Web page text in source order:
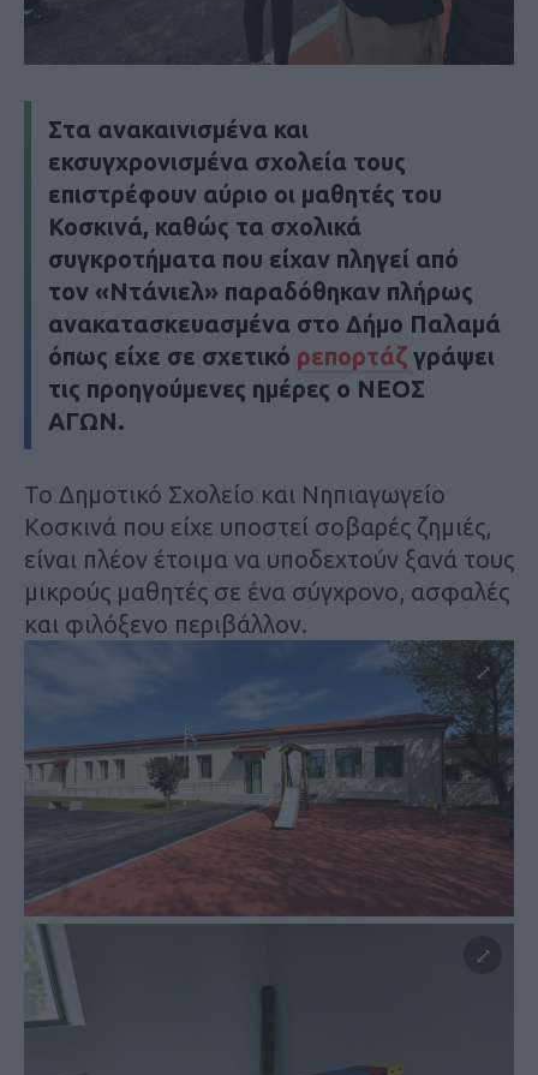
Στα ανακαινισμένα και
εκσυγχρονισμένα σχολεία τους
επιστρέφουν αύριο οι μαθητές του
Κοσκινά, καθώς τα σχολικά
συγκροτήματα που είχαν πληγεί από
τον «Ντάνιελ» παραδόθηκαν πλήρως
ανακατασκευασμένα στο Δήμο Παλαμά
όπως είχε σε σχετικό ρεπορτάζ γράψει
τις προηγούμενες ημέρες ο ΝΕΟΣ
ΑΓΩΝ.
Το Δημοτικό Σχολείο και Νηπιαγωγείο
Κοσκινά που είχε υποστεί σοβαρές ζημιές,
είναι πλέον έτοιμα να υποδεχτούν ξανά τους
μικρούς μαθητές σε ένα σύγχρονο, ασφαλές
και φιλόξενο περιβάλλον.